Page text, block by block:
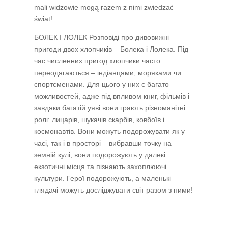
mali widzowie mogą razem z nimi zwiedzać
świat!
БОЛЕК І ЛОЛЕК Розповіді про дивовижні
пригоди двох хлопчиків – Болека і Лолека. Під
час численних пригод хлопчики часто
переодягаються – індіанцями, моряками чи
спортсменами. Для цього у них є багато
можливостей, адже під впливом книг, фільмів і
завдяки багатій уяві вони грають різноманітні
ролі: лицарів, шукачів скарбів, ковбоїв і
космонавтів. Вони можуть подорожувати як у
часі, так і в просторі – вибравши точку на
земній кулі, вони подорожують у далекі
екзотичні місця та пізнають захоплюючі
культури. Герої подорожують, а маленькі
глядачі можуть досліджувати світ разом з ними!